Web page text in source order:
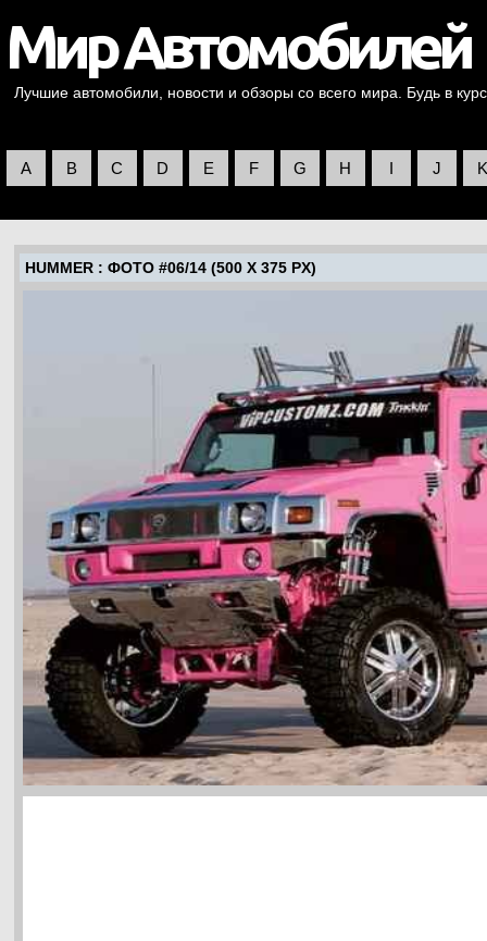
Лучшие автомобили, новости и обзоры со всего мира. Будь в
A B C D E F G H I J K
HUMMER : ФОТО #06/14 (500 X 375 PX)